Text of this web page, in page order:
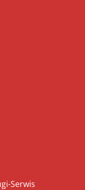
Serwis